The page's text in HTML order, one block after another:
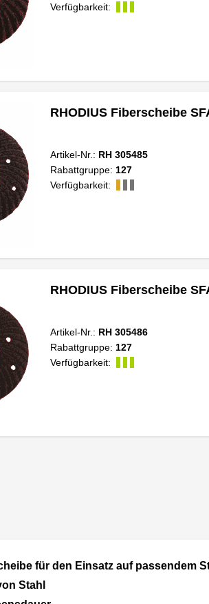
Verfügbarkeit:
RHODIUS Fiberscheibe
Artikel-Nr.: RH 305485
Rabattgruppe: 127
Verfügbarkeit:
RHODIUS Fiberscheibe
Artikel-Nr.: RH 305486
Rabattgruppe: 127
Verfügbarkeit:
für den Einsatz auf passendem
Stahl